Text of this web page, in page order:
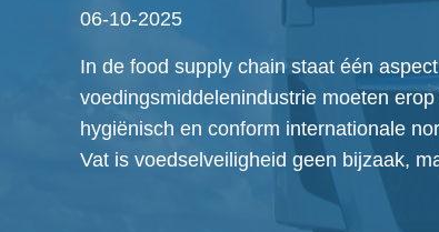
06-10-2025
In de food supply chain staat één
voedingsmiddelenindustrie moeten
hygiënisch en conform internationale
Vat is voedselveiligheid geen bijzaak,